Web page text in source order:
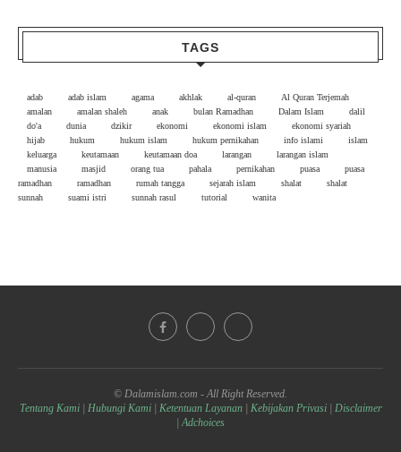
TAGS
adab adab islam agama akhlak al-quran
Al Quran Terjemah
amalan
amalan shaleh anak bulan Ramadhan Dalam Islam
dalil
do'a
dunia dzikir ekonomi ekonomi islam
ekonomi syariah
hijab
hukum hukum islam hukum pernikahan info islami
islam
keluarga
keutamaan keutamaan doa larangan
larangan islam
manusia
masjid orang tua pahala pernikahan puasa
puasa
ramadhan
ramadhan rumah tangga sejarah islam shalat
shalat
sunnah
suami istri sunnah rasul tutorial wanita
© Dalamislam.com - All Right Reserved.
Tentang Kami
Hubungi Kami| Ketentuan Layanan| Kebijakan Privasi| Disclaimer
|Adchoices